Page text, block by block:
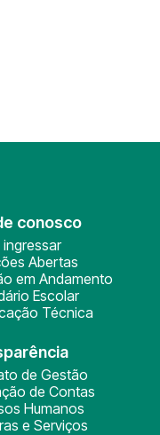
conosco
Abertas
em Andamento
Escolar
Técnica
de Gestão
de Contas
Humanos
e Serviços